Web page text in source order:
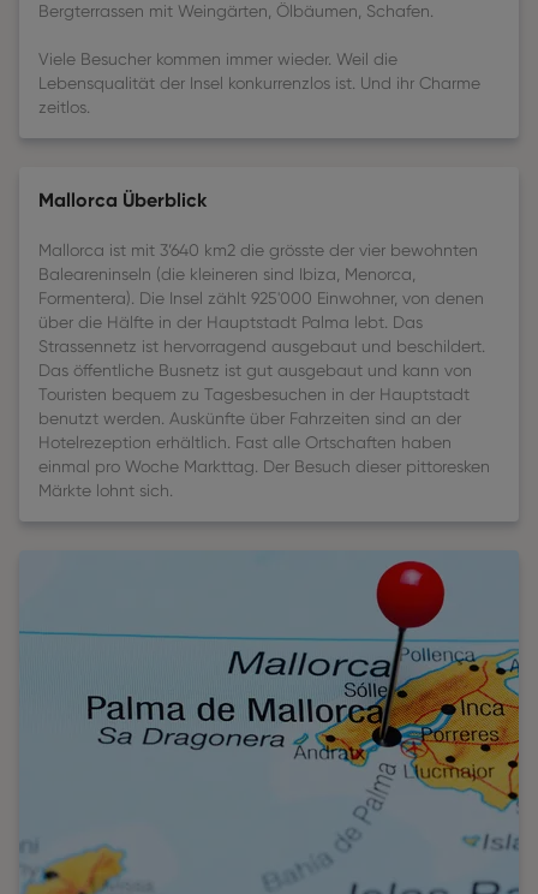
Bergterrassen mit Weingärten, Ölbäumen, Schafen.
Viele Besucher kommen immer wieder. Weil die
Lebensqualität der Insel konkurrenzlos ist. Und ihr Charme
zeitlos.
Mallorca Überblick
Mallorca ist mit 3’640 km2 die grösste der vier bewohnten
Baleareninseln (die kleineren sind Ibiza, Menorca,
Formentera). Die Insel zählt 925'000 Einwohner, von denen
über die Hälfte in der Hauptstadt Palma lebt. Das
Strassennetz ist hervorragend ausgebaut und beschildert.
Das öffentliche Busnetz ist gut ausgebaut und kann von
Touristen bequem zu Tagesbesuchen in der Hauptstadt
benutzt werden. Auskünfte über Fahrzeiten sind an der
Hotelrezeption erhältlich. Fast alle Ortschaften haben
einmal pro Woche Markttag. Der Besuch dieser pittoresken
Märkte lohnt sich.